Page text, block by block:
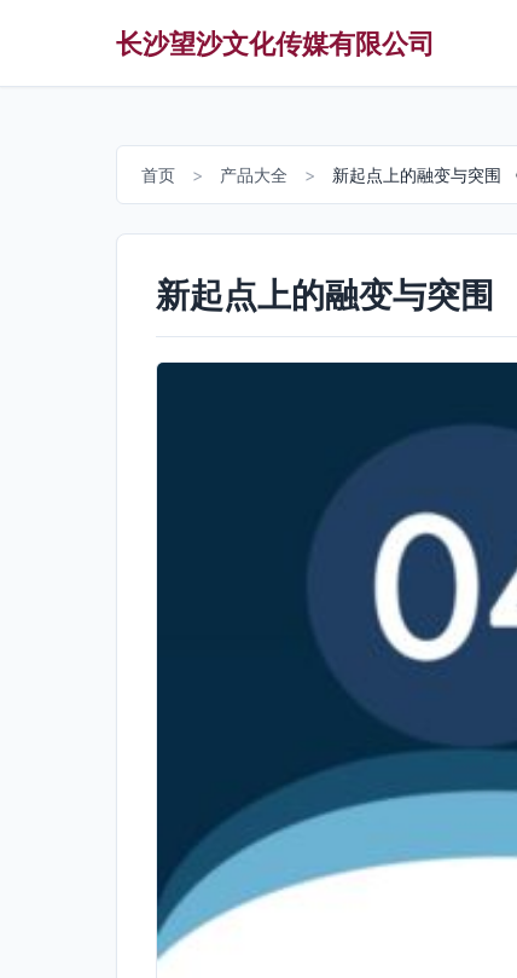
长沙望沙文化传媒有限公司
首页 > 产品大全 > 新起点上的融变与突围
新起点上的融变与突围